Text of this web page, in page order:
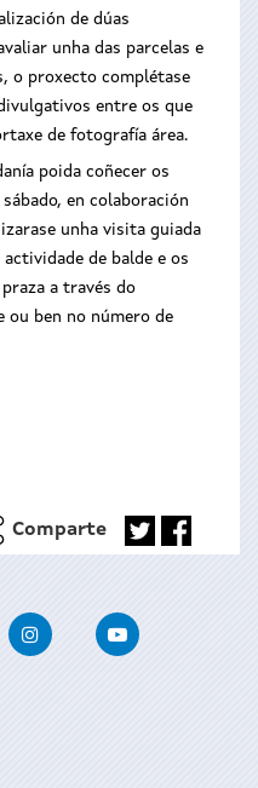
de dúas
unha das parcelas e
o proxecto complétase
entre os que
de fotografía área.
poida coñecer os
en colaboración
unha visita guiada
de balde e os
a través do
ou ben no número de
Comparte
InstagramYoutube